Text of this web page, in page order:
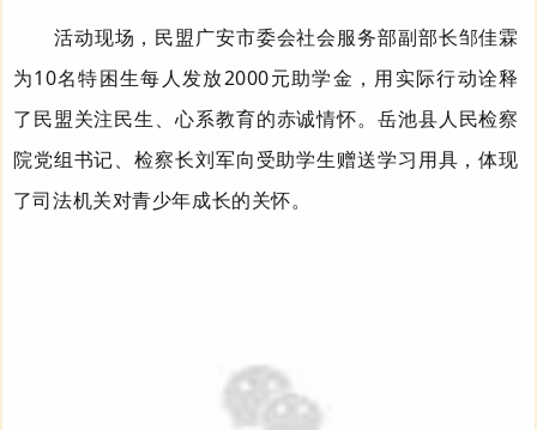
活动现场， 民盟广安市委会社会服务部副部长邹佳霖
为10名特困生每人发放2000元助学金，用实际行动诠释
了民盟关注民生、心系教育的赤诚情怀。岳池县人民检察
院党组书记、检察长刘军向受助学生赠送学习用具，体现
了司法机关对青少年成长的关怀。